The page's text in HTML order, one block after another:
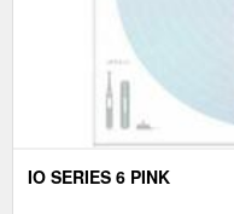
IO SERIES 6 PINK